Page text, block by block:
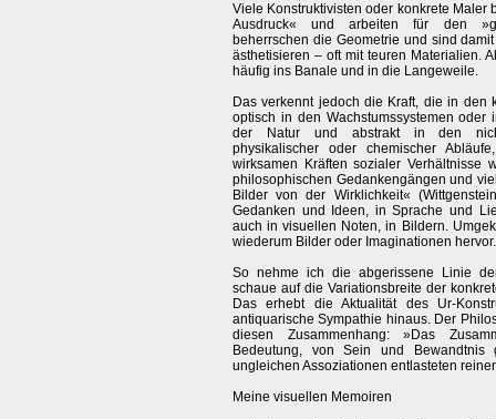
Viele Konstruktivisten oder konkrete Maler
Ausdruck« und arbeiten für den
beherrschen die Geometrie und sind
ästhetisieren – oft mit teuren Materialien.
häufig ins Banale und in die Langeweile.
Das verkennt jedoch die Kraft, die in den
optisch in den Wachstumssystemen oder
der Natur und abstrakt in den
physikalischer oder chemischer
wirksamen Kräften sozialer Verhältnisse
philosophischen Gedankengängen und
Bilder von der Wirklichkeit«
Gedanken und Ideen, in Sprache und
auch in visuellen Noten, in Bildern.
wiederum Bilder oder Imaginationen hervor.
So nehme ich die abgerissene Linie
schaue auf die Variationsbreite der
Das erhebt die Aktualität des Ur-
antiquarische Sympathie hinaus. Der
diesen Zusammenhang: »Das
Bedeutung, von Sein und
ungleichen Assoziationen entlasteten
Meine visuellen Memoiren